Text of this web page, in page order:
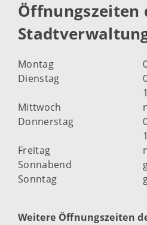
Öffnungszeiten
Montag
Dienstag
Mittwoch
Donnerstag
Freitag
Sonnabend
Sonntag
Weitere Öffnungszeiten